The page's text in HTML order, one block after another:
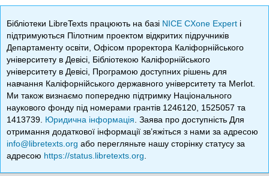
Бібліотеки LibreTexts працюють на базі NICE CXone Expert і
підтримуються Пілотним проектом відкритих підручників
Департаменту освіти, Офісом проректора Каліфорнійського
університету в Девісі, Бібліотекою Каліфорнійського
університету в Девісі, Програмою доступних рішень для
навчання Каліфорнійського державного університету та Merlot.
Ми також визнаємо попередню підтримку Національного
наукового фонду під номерами грантів 1246120, 1525057 та
1413739. Юридична інформація . Заява про доступність Для
отримання додаткової інформації зв’яжіться з нами за адресою
info@libretexts.org або перегляньте нашу сторінку статусу за
адресою https://status.libretexts.org